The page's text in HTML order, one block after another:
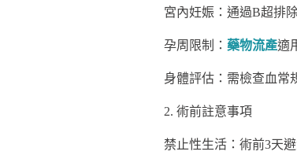
宮內妊娠：通過B超排
孕周限制： 藥物流產適
身體評估：需檢查血常
2. 術前註意事項
禁止性生活：術前3天